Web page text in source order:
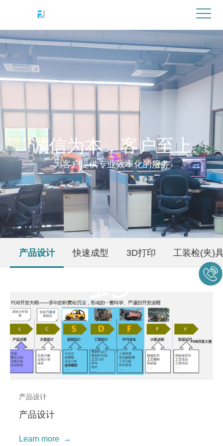
诚信为本，客户至上
为客户提供专业效率化的服务
产品设计 快速成型 3D打印 工装检(夹)
产品设计
产品设计
Learn more →